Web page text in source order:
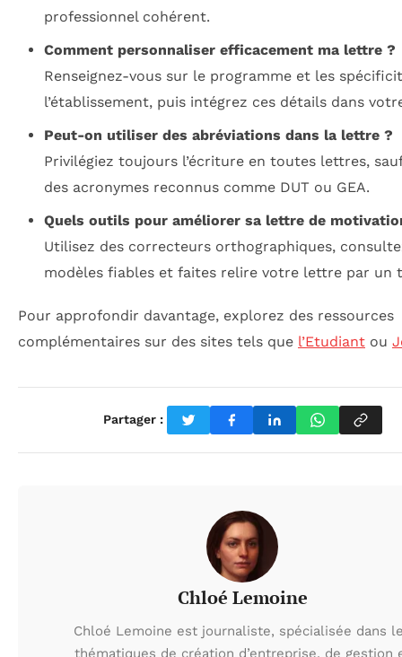
professionnel cohérent.
Comment personnaliser efficacement ma lettre ?
Renseignez-vous sur le programme et les
l’établissement, puis intégrez ces détails dans
Peut-on utiliser des abréviations dans la lettre ?
Privilégiez toujours l’écriture en toutes lettres,
des acronymes reconnus comme DUT ou GEA.
Quels outils pour améliorer sa lettre de
Utilisez des correcteurs orthographiques,
modèles fiables et faites relire votre lettre par un
Pour approfondir davantage, explorez des ressources
complémentaires sur des sites tels que l’Etudiant ou
Partager :
Chloé Lemoine
Chloé Lemoine est journaliste, spécialisée dans
thématiques de création d’entreprise, de gestion